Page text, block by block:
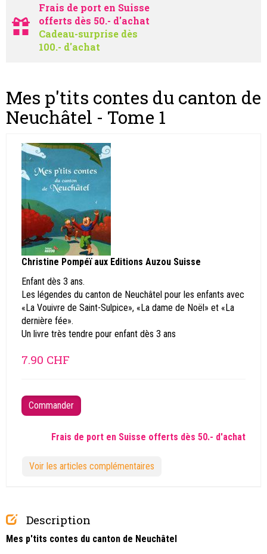
Frais de port en Suisse
offerts dès 50.- d'achat
Cadeau-surprise dès
100.- d'achat
Mes p'tits contes du canton de
Neuchâtel - Tome 1
Christine Pompéï aux Editions Auzou Suisse
Enfant dès 3 ans.
Les légendes du canton de Neuchâtel pour les enfants avec
«La Vouivre de Saint-Sulpice», «La dame de Noël» et «La
dernière fée».
Un livre très tendre pour enfant dès 3 ans
7.90 CHF
Commander
Frais de port en Suisse offerts dès 50.- d'achat
Voir les articles complémentaires
Description
Mes p'tits contes du canton de Neuchâtel